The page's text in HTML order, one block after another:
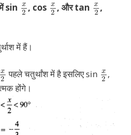
sin x
2 , cos x
2 , और tan x
2 ,
में हैं।
x
2 पहले चतुर्थांश में है इसलिए sin x
2 ,
होंगे।